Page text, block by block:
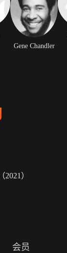
Gene Chandler
2021）
会员